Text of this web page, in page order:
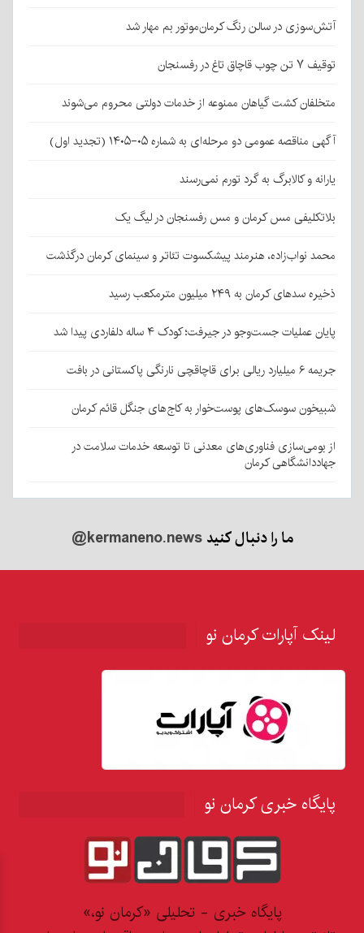
آتش‌سوزی در سالن رنگ کرمان‌موتور بم مهار شد
توقیف ۷ تن چوب قاچاق تاغ در رفسنجان
متخلفان کشت گیاهان ممنوعه از خدمات دولتی محروم می‌شوند
آگهی مناقصه عمومی دو مرحله‌ای به شماره ۰۵-۱۴۰۵ (تجدید اول)
یارانه و کالابرگ به گرد تورم نمی‌رسند
بلاتکلیفی مس کرمان و مس رفسنجان در لیگ یک
محمد نواب‌زاده، هنرمند پیشکسوت تئاتر و سینمای کرمان درگذشت
ذخیره سدهای کرمان به ۲۴۹ میلیون مترمکعب رسید
پایان عملیات جست‌وجو در جیرفت؛ کودک ۴ ساله دلفاردی پیدا شد
جریمه ۶ میلیارد ریالی برای قاچاقچی نارنگی پاکستانی در بافت
شبیخون سوسک‌های پوست‌خوار به کاج‌های جنگل قائم کرمان
از بومی‌سازی فناوری‌های معدنی تا توسعه خدمات سلامت در
جهاددانشگاهی کرمان
ما را دنبال کنید@kermaneno.news
لینک آپارات کرمان نو
پایگاه خبری کرمان نو
پایگاه خبری - تحلیلی «کرمان نو،»